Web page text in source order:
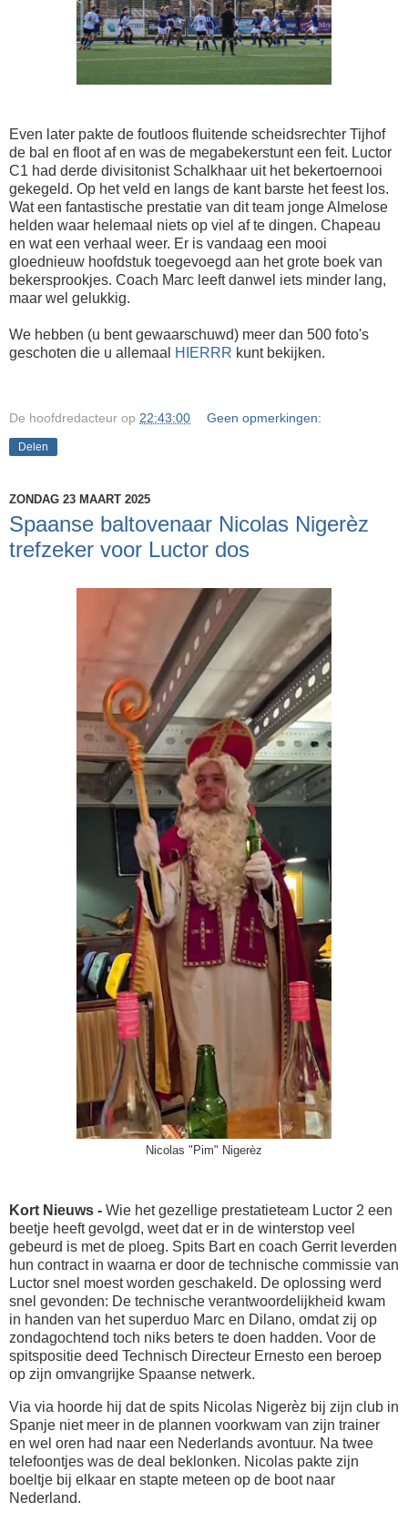
Even later pakte de foutloos fluitende scheidsrechter Tijhof
de bal en floot af en was de megabekerstunt een feit. Luctor
C1 had derde divisitonist Schalkhaar uit het bekertoernooi
gekegeld. Op het veld en langs de kant barste het feest los.
Wat een fantastische prestatie van dit team jonge Almelose
helden waar helemaal niets op viel af te dingen. Chapeau
en wat een verhaal weer. Er is vandaag een mooi
gloednieuw hoofdstuk toegevoegd aan het grote boek van
bekersprookjes. Coach Marc leeft danwel iets minder lang,
maar wel gelukkig.
We hebben (u bent gewaarschuwd) meer dan 500 foto's
geschoten die u allemaal
HIERRR kunt bekijken.
De hoofdredacteur op 22:43:00 Geen opmerkingen:
Delen
ZONDAG 23 MAART 2025
Spaanse baltovenaar Nicolas Nigerèz
trefzeker voor Luctor dos
Nicolas "Pim" Nigerèz
Kort Nieuws - Wie het gezellige prestatieteam Luctor 2 een
beetje heeft gevolgd, weet dat er in de winterstop veel
gebeurd is met de ploeg. Spits Bart en coach Gerrit leverden
hun contract in waarna er door de technische commissie van
Luctor snel moest worden geschakeld. De oplossing werd
snel gevonden: De technische verantwoordelijkheid kwam
in handen van het superduo Marc en Dilano, omdat zij op
zondagochtend toch niks beters te doen hadden. Voor de
spitspositie deed Technisch Directeur Ernesto een beroep
op zijn omvangrijke Spaanse netwerk.
Via via hoorde hij dat de spits Nicolas Nigerèz bij zijn club in
Spanje niet meer in de plannen voorkwam van zijn trainer
en wel oren had naar een Nederlands avontuur. Na twee
telefoontjes was de deal beklonken. Nicolas pakte zijn
boeltje bij elkaar en stapte meteen op de boot naar
Nederland.